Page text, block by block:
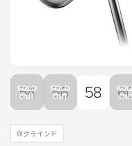
Wグラインド